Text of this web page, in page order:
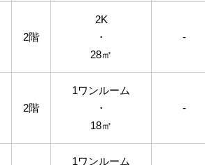
2階
2K
・
28㎡
-
2階
1ワンルーム
・
18㎡
-
1ワンルーム